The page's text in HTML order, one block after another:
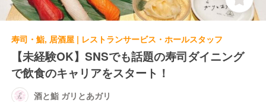
寿司・鮨, 居酒屋 | レストランサービス・ホールスタッフ
【未経験OK】SNSでも話題の寿司ダイニング
で飲食のキャリアをスタート！
酒と鮨 ガリとあガリ